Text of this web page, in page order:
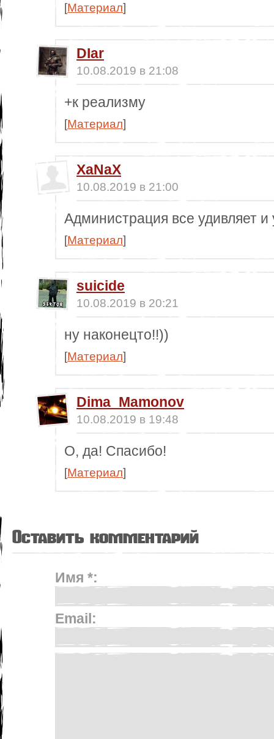
[Материал]
DIar
10.08.2019 в 21:08
+к реализму
[Материал]
XaNaX
10.08.2019 в 21:00
Администрация все удивляет и
[Материал]
suicide
10.08.2019 в 20:21
ну наконецто!!))
[Материал]
Dima_Mamonov
10.08.2019 в 19:48
О, да! Спасибо!
[Материал]
Оставить комментарий
Имя *:
Email: